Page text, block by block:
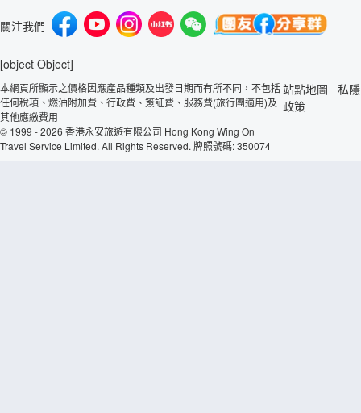
關注我們
[object Object]
本網頁所顯示之價格因應產品種類及出發日期而有所不同，不包括
任何稅項、燃油附加費、行政費、簽証費、服務費(旅行團適用)及
其他應繳費用
© 1999 - 2026 香港永安旅遊有限公司 Hong Kong Wing On
Travel Service Limited. All Rights Reserved. 牌照號碼: 350074
站點地圖 | 私隱
政策